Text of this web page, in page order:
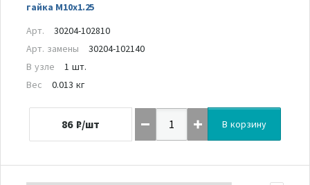
гайка M10x1.25
Арт.
30204-102810
Арт. замены
30204-102140
В узле
1 шт.
Вес
0.013 кг
86 ₽/шт В корзину